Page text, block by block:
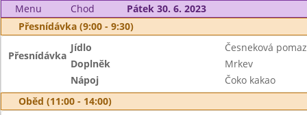
Menu
Chod
Pátek 30. 6. 2023
Přesnídávka (9:00 - 9:30)
Přesnídávka
Jídlo
Česneková
Doplněk
Mrkev
Nápoj
Čoko kakao
Oběd (11:00 - 14:00)